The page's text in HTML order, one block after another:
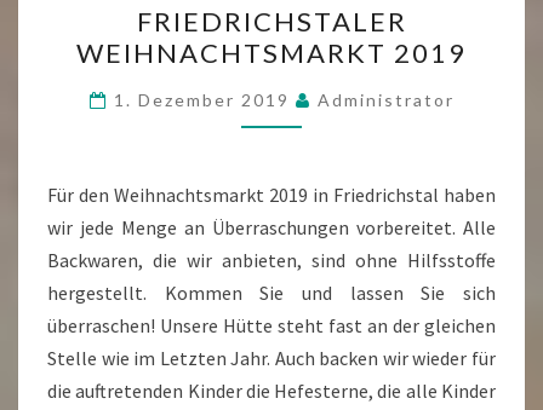
WEIHNACHTSMARKT
2019
FRIEDRICHSTALER
WEIHNACHTSMARKT 2019
1. Dezember 2019 Administrator
Für den Weihnachtsmarkt 2019 in Friedrichstal haben
wir jede Menge an Überraschungen vorbereitet. Alle
Backwaren, die wir anbieten, sind ohne Hilfsstoffe
hergestellt. Kommen Sie und lassen Sie sich
überraschen! Unsere Hütte steht fast an der gleichen
Stelle wie im Letzten Jahr. Auch backen wir wieder für
die auftretenden Kinder die Hefesterne, die alle Kinder